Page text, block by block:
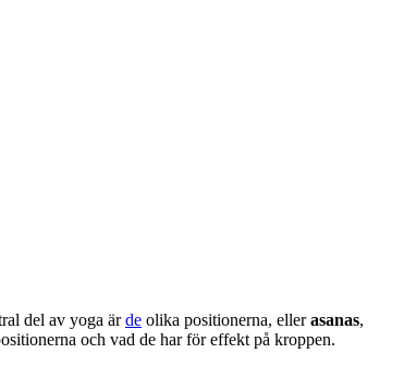
del av yoga ärde olika positionerna, ellerasanas,
och vad de har för effekt på kroppen.